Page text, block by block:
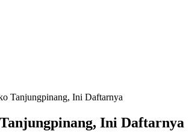
Tanjungpinang, Ini Daftarnya
Ini Daftarnya